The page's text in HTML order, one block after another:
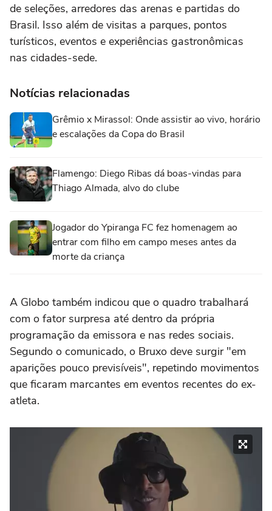
de seleções, arredores das arenas e partidas do
Brasil. Isso além de visitas a parques, pontos
turísticos, eventos e experiências gastronômicas
nas cidades-sede.
Notícias relacionadas
Grêmio x Mirassol: Onde assistir ao vivo, horário
e escalações da Copa do Brasil
Flamengo: Diego Ribas dá boas-vindas para
Thiago Almada, alvo do clube
Jogador do Ypiranga FC fez homenagem ao
entrar com filho em campo meses antes da
morte da criança
A Globo também indicou que o quadro trabalhará
com o fator surpresa até dentro da própria
programação da emissora e nas redes sociais.
Segundo o comunicado, o Bruxo deve surgir "em
aparições pouco previsíveis", repetindo movimentos
que ficaram marcantes em eventos recentes do ex-
atleta.